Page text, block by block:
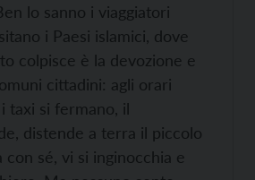
lo sanno i viaggiatori
i Paesi islamici, dove
colpisce è la devozione e
cittadini: agli orari
taxi si fermano, il
distende a terra il piccolo
sé, vi si inginocchia e